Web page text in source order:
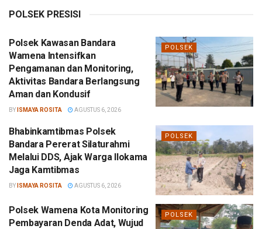
POLSEK PRESISI
POLSEK
Polsek Kawasan Bandara
Wamena Intensifkan
Pengamanan dan Monitoring,
Aktivitas Bandara Berlangsung
Aman dan Kondusif
BY ISMAYA ROSITA AGUSTUS 6, 2026
POLSEK
Bhabinkamtibmas Polsek
Bandara Pererat Silaturahmi
Melalui DDS, Ajak Warga Ilokama
Jaga Kamtibmas
BY ISMAYA ROSITA AGUSTUS 6, 2026
POLSEK
Polsek Wamena Kota Monitoring
Pembayaran Denda Adat, Wujud